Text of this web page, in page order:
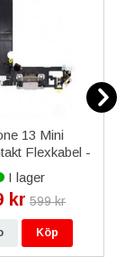
13 Mini
Flexkabel -
Vit
I lager
kr 599 kr
Köp